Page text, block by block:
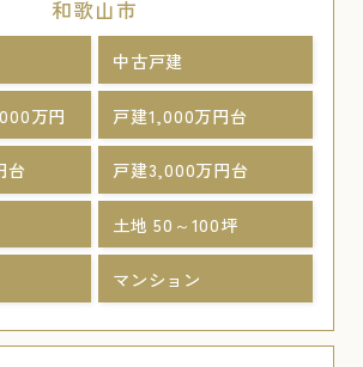
和歌山市
中古戸建
万円 戸建1,000万円台
台 戸建3,000万円台
土地 50～100坪
マンション